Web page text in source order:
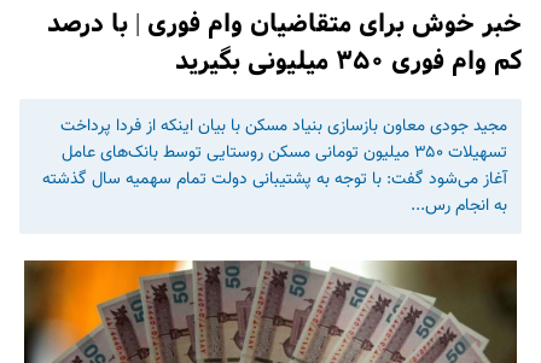
خبر خوش برای متقاضیان وام فوری | با درصد
کم وام فوری ۳۵۰ میلیونی بگیرید
مجید جودی معاون بازسازی بنیاد مسکن با بیان اینکه از فردا پرداخت
تسهیلات ۳۵۰ میلیون تومانی مسکن روستایی توسط بانک‌های عامل
آغاز می‌شود گفت: با توجه به پشتیبانی دولت تمام سهمیه سال گذشته
به انجام رس...